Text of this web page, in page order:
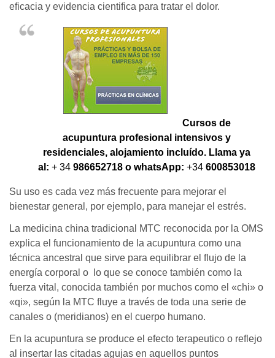
eficacia y evidencia cientifica para tratar el dolor.
Cursos de
acupuntura profesional intensivos y
residenciales, alojamiento incluído. Llama ya
al: + 34 986652718 o whatsApp: +34 600853018
Su uso es cada vez más frecuente para mejorar el
bienestar general, por ejemplo, para manejar el estrés.
La medicina china tradicional MTC reconocida por la OMS
explica el funcionamiento de la acupuntura como una
técnica ancestral que sirve para equilibrar el flujo de la
energía corporal o lo que se conoce también como la
fuerza vital, conocida también por muchos como el «chi» o
«qi», según la MTC fluye a través de toda una serie de
canales o (meridianos) en el cuerpo humano.
En la acupuntura se produce el efecto terapeutico o reflejo
al insertar las citadas agujas en aquellos puntos